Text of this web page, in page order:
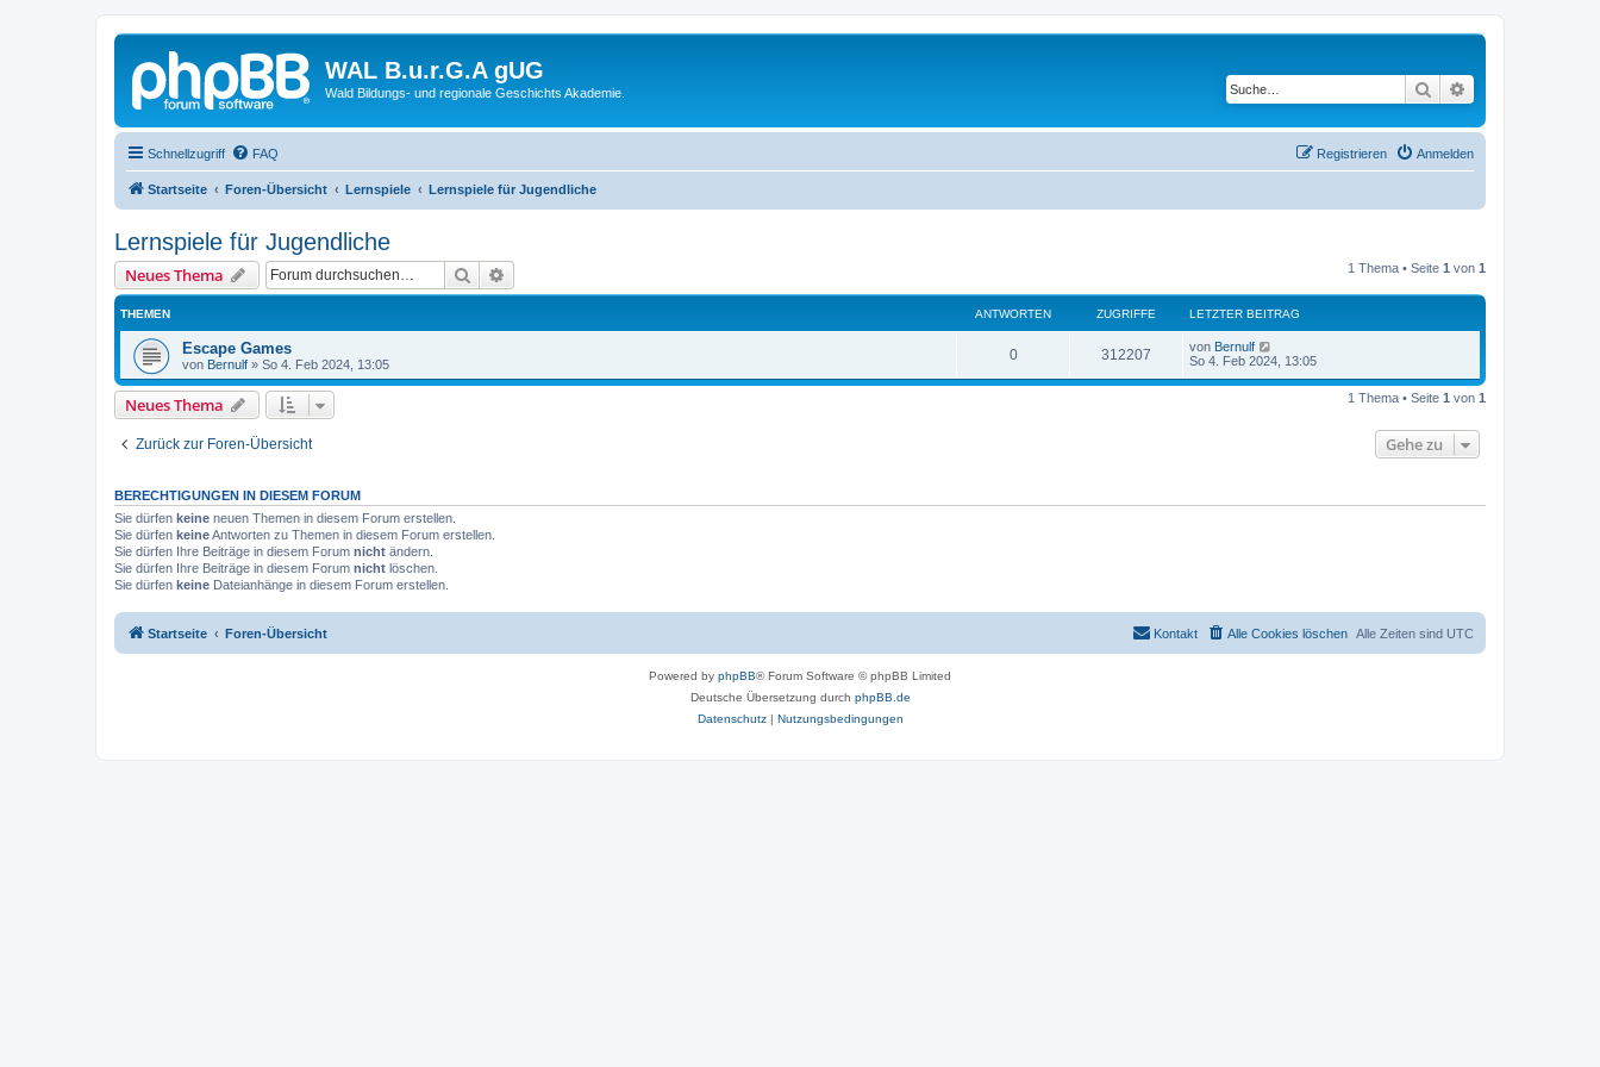
WAL B.u.r.G.A gUG
Wald Bildungs- und regionale Geschichts Akademie. Suche
Schnellzugriff FAQ Anmelden
Registrieren
Startseite Foren-Übersicht Lernspiele Lernspiele für Jugendliche
Lernspiele für Jugendliche
Neues Thema Suche 1 Thema • Seite 1 von 1
THEMEN ANTWORTEN ZUGRIFFE LETZTER BEITRAG
Escape Games
von Bernulf » So 4. Feb 2024, 13:05
0 312207 von Bernulf
So 4. Feb 2024, 13:05
Neues Thema 1 Thema • Seite 1 von 1
Zurück zur Foren-Übersicht Gehe zu
BERECHTIGUNGEN IN DIESEM FORUM
Sie dürfen keine neuen Themen in diesem Forum erstellen.
Sie dürfen keineAntworten zu Themen in diesem Forum erstellen.
Sie dürfen Ihre Beiträge in diesem Forum nicht ändern.
Sie dürfen Ihre Beiträge in diesem Forum nicht löschen.
Sie dürfen keine Dateianhänge in diesem Forum erstellen.
Startseite Foren-Übersicht Alle Zeiten sind UTC
Alle Cookies löschen
Kontakt
Powered by phpBB® Forum Software © phpBB Limited
Deutsche Übersetzung durch phpBB.de
Datenschutz| Nutzungsbedingungen